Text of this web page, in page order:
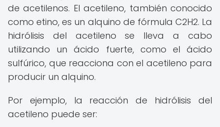
de acetilenos. El acetileno, también conocido
como etino, es un alquino de fórmula C2H2. La
hidrólisis del acetileno se lleva a cabo
utilizando un ácido fuerte, como el ácido
sulfúrico, que reacciona con el acetileno para
producir un alquino.
Por ejemplo, la reacción de hidrólisis del
acetileno puede ser: